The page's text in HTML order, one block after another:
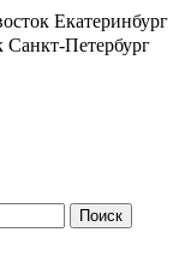
Екатеринбург
Санкт-Петербург